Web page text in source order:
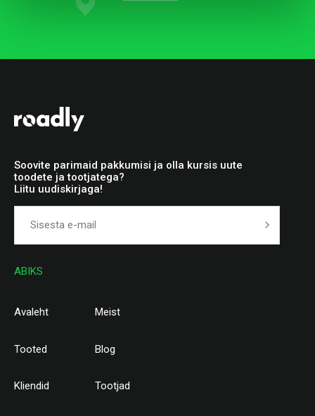
Soovite parimaid pakkumisi ja olla kursis uute
toodete ja tootjatega?
Liitu uudiskirjaga!
ABIKS
Avaleht Meist
Tooted Blog
Kliendid Tootjad